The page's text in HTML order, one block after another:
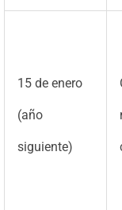
15 de enero
(año
siguiente)